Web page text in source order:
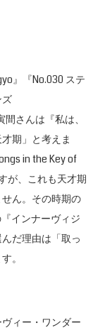
』『No.030 ステ
さんは『私は、
期」と考えま
in the Key of
が、これも天才期
ん。その時期の
インナーヴィジ
だ理由は「取っ
。
ィー・ワンダー